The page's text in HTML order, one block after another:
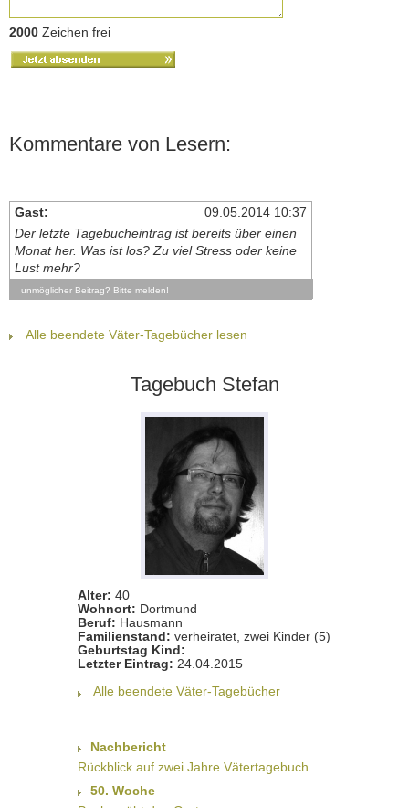
2000 Zeichen frei
Kommentare von Lesern:
Gast:
09.05.2014 10:37
Der letzte Tagebucheintrag ist bereits über einen
Monat her. Was ist los? Zu viel Stress oder keine
Lust mehr?
unmöglicher Beitrag? Bitte melden!
Alle beendete Väter-Tagebücher lesen
Tagebuch Stefan
Alter: 40
Wohnort: Dortmund
Beruf: Hausmann
Familienstand: verheiratet, zwei Kinder (5)
Geburtstag Kind:
Letzter Eintrag: 24.04.2015
Alle beendete Väter-Tagebücher
Nachbericht
Rückblick auf zwei Jahre Vätertagebuch
50. Woche